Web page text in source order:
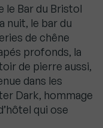
le Bar du Bristol
nuit, le bar du
de chêne
profonds, la
de pierre aussi,
dans les
Dark, hommage
qui ose